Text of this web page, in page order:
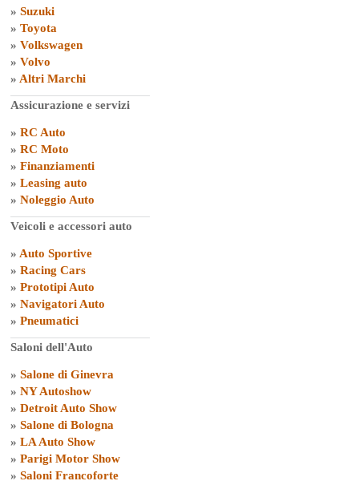
» Suzuki
» Toyota
» Volkswagen
» Volvo
» Altri Marchi
Assicurazione e servizi
» RC Auto
» RC Moto
» Finanziamenti
» Leasing auto
» Noleggio Auto
Veicoli e accessori auto
» Auto Sportive
» Racing Cars
» Prototipi Auto
» Navigatori Auto
» Pneumatici
Saloni dell'Auto
» Salone di Ginevra
» NY Autoshow
» Detroit Auto Show
» Salone di Bologna
» LA Auto Show
» Parigi Motor Show
» Saloni Francoforte